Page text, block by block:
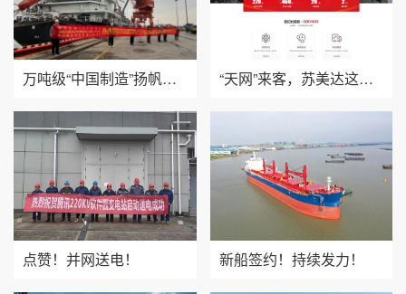
万吨级“中国制造”扬帆起航 “天网”来客，苏美达这样干！
点赞！并网送电！ 新船签约！持续发力！